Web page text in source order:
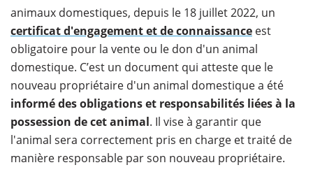
animaux domestiques, depuis le 18 juillet 2022, un
certificat d'engagement et de connaissance est
obligatoire pour la vente ou le don d'un animal
domestique. C’est un document qui atteste que le
nouveau propriétaire d'un animal domestique a été
informé des obligations et responsabilités liées à la
possession de cet animal. Il vise à garantir que
l'animal sera correctement pris en charge et traité de
manière responsable par son nouveau propriétaire.